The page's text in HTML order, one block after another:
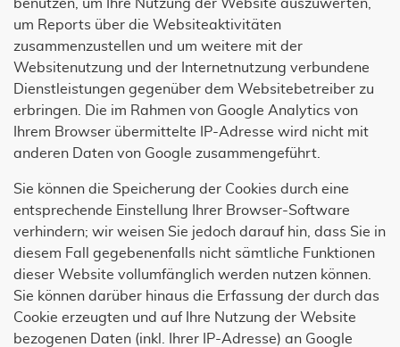
benutzen, um Ihre Nutzung der Website auszuwerten,
um Reports über die Websiteaktivitäten
zusammenzustellen und um weitere mit der
Websitenutzung und der Internetnutzung verbundene
Dienstleistungen gegenüber dem Websitebetreiber zu
erbringen. Die im Rahmen von Google Analytics von
Ihrem Browser übermittelte IP-Adresse wird nicht mit
anderen Daten von Google zusammengeführt.
Sie können die Speicherung der Cookies durch eine
entsprechende Einstellung Ihrer Browser-Software
verhindern; wir weisen Sie jedoch darauf hin, dass Sie in
diesem Fall gegebenenfalls nicht sämtliche Funktionen
dieser Website vollumfänglich werden nutzen können.
Sie können darüber hinaus die Erfassung der durch das
Cookie erzeugten und auf Ihre Nutzung der Website
bezogenen Daten (inkl. Ihrer IP-Adresse) an Google